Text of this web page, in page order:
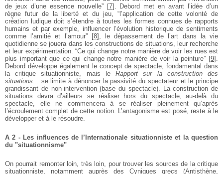
de jeux d’une essence nouvelle”[7] . Debord met en avant l’idée d’un
règne futur de la liberté et du jeu, “l’application de cette volonté de
création ludique doit s’étendre à toutes les formes connues de rapports
humains et par exemple, influencer l’évolution historique de sentiments
comme l’amitié et l’amour”[8] , le dépassement de l’art dans la vie
quotidienne se jouera dans les constructions de situations, leur recherche
et leur expérimentation. “Ce qui change notre manière de voir les rues est
plus important que ce qui change notre manière de voir la peinture” [9]
Debord développe également le concept de spectacle, fondamental dans
la critique situationniste, mais leRapport sur la construction des
situations...
se limite à dénoncer la passivité du spectateur et le principe
grandissant de non-intervention (base du spectacle). La construction de
situations devra d’ailleurs se réaliser hors du spectacle, au-delà du
spectacle, elle ne commencera à se réaliser pleinement qu’après
l’écroulement complet de cette notion. L’antagonisme est posé, reste à le
développer et à le résoudre.
A 2 - Les influences de l’Internationale situationniste et la question
du "situationnisme"
On pourrait remonter loin, très loin, pour trouver les sources de la critique
situationniste, notamment auprès des Cyniques grecs (Antisthène,